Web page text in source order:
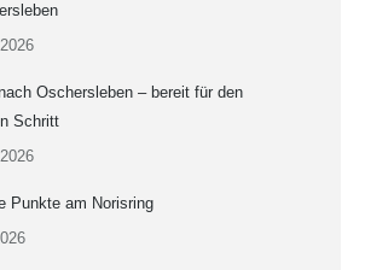
Oschersleben – bereit für den
Schritt
Punkte am Norisring